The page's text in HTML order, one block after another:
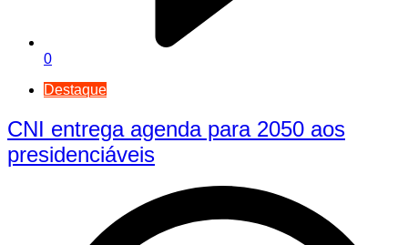
0
Destaque
CNI entrega agenda para 2050 aos
presidenciáveis